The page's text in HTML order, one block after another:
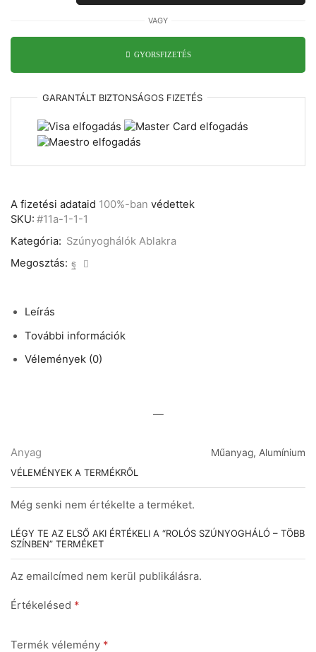
szúnyogháló
VAGY
GYORSFIZETÉS
GARANTÁLT BIZTONSÁGOS FIZETÉS
A fizetési adataid 100%-ban védettek
SKU: #11a-1-1-1
Kategória: Szúnyoghálók Ablakra
Megosztás:
Leírás
További információk
Vélemények (0)
—
Anyag
Műanyag, Alumínium
VÉLEMÉNYEK A TERMÉKRŐL
Még senki nem értékelte a terméket.
LÉGY TE AZ ELSŐ AKI ÉRTÉKELI A “ROLÓS SZÚNYOGHÁLÓ – TÖBB
SZÍNBEN” TERMÉKET
Az emailcímed nem kerül publikálásra.
Értékelésed *
Termék vélemény *